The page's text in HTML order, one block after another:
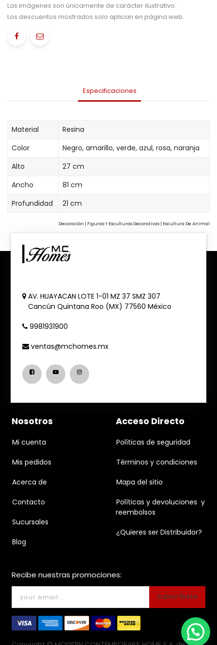
Las imágenes son únicamente de carácter ilustrativo.
Los descuentos mostrados solo aplican en página web.
Especificaciones
Material
Resina
Color
Negro, amarillo, verde, azul, rosa, naranja
Alto
27 cm
Ancho
81 cm
Profundidad
21 cm
Decoración | Figuras Y Esculturas Decorativas | Escultura De Animal
AV. HUAYACAN LOTE 1-01 MZ 37 SMZ 307
Cancún Quintana Roo (MX) 77560 México
9981931900
ventas@mchomes.mx
Nosotros
Mi cuenta
Mis pedidos
Acerca de
Contacto
Sucursales
Blog
Acceso Directo
Políticas de seguridad
Términos y condiciones
Mapa del sitio
Políticas y devoluciones y
reembolsos
¿Quieres ser Distribuidor?
Recibe nuestras promociones:
Subscríbete